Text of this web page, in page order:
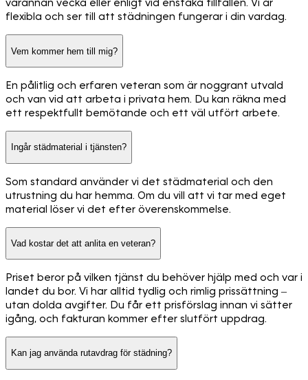
varannan vecka eller enligt vid enstaka tillfällen. Vi är
flexibla och ser till att städningen fungerar i din vardag.
Vem kommer hem till mig?
En pålitlig och erfaren veteran som är noggrant utvald
och van vid att arbeta i privata hem. Du kan räkna med
ett respektfullt bemötande och ett väl utfört arbete.
Ingår städmaterial i tjänsten?
Som standard använder vi det städmaterial och den
utrustning du har hemma. Om du vill att vi tar med eget
material löser vi det efter överenskommelse.
Vad kostar det att anlita en veteran?
Priset beror på vilken tjänst du behöver hjälp med och var i
landet du bor. Vi har alltid tydlig och rimlig prissättning –
utan dolda avgifter. Du får ett prisförslag innan vi sätter
igång, och fakturan kommer efter slutfört uppdrag.
Kan jag använda rutavdrag för städning?